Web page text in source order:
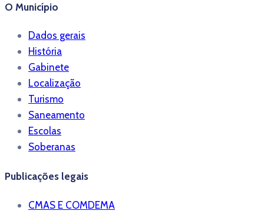
O Município
Dados gerais
História
Gabinete
Localização
Turismo
Saneamento
Escolas
Soberanas
Publicações legais
CMAS E COMDEMA